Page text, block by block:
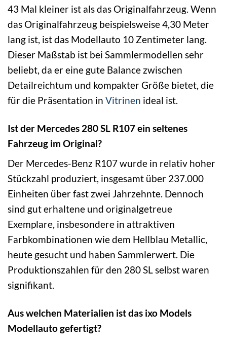
43 Mal kleiner ist als das Originalfahrzeug. Wenn
das Originalfahrzeug beispielsweise 4,30 Meter
lang ist, ist das Modellauto 10 Zentimeter lang.
Dieser Maßstab ist bei Sammlermodellen sehr
beliebt, da er eine gute Balance zwischen
Detailreichtum und kompakter Größe bietet, die
für die Präsentation in Vitrinen ideal ist.
Ist der Mercedes 280 SL R107 ein seltenes
Fahrzeug im Original?
Der Mercedes-Benz R107 wurde in relativ hoher
Stückzahl produziert, insgesamt über 237.000
Einheiten über fast zwei Jahrzehnte. Dennoch
sind gut erhaltene und originalgetreue
Exemplare, insbesondere in attraktiven
Farbkombinationen wie dem Hellblau Metallic,
heute gesucht und haben Sammlerwert. Die
Produktionszahlen für den 280 SL selbst waren
signifikant.
Aus welchen Materialien ist das ixo Models
Modellauto gefertigt?